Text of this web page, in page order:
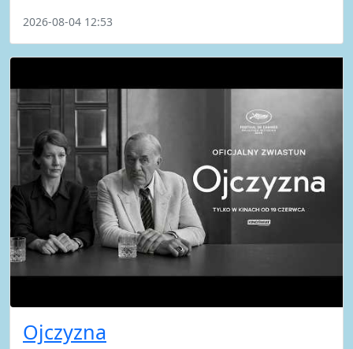
2026-08-04 12:53
Ojczyzna